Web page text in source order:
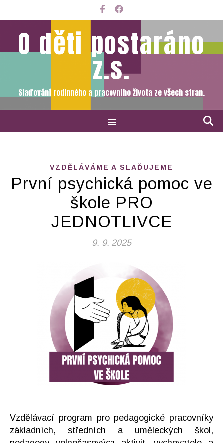
O děti postaráno
z.s.
Slaďování rodinného a pracovního života ze všech stran.
VZDĚLÁVÁME A SLAĎUJEME
První psychická pomoc ve
škole PRO
JEDNOTLIVCE
9. 9. 2025
Vzdělávací program pro pedagogické pracovníky
základních, středních a uměleckých škol,